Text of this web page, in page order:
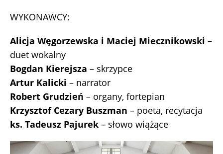
WYKONAWCY:
Alicja Węgorzewska i Maciej Miecznikowski –
duet wokalny
Bogdan Kierejsza – skrzypce
Artur Kalicki – narrator
Robert Grudzień – organy, fortepian
Krzysztof Cezary Buszman – poeta, recytacja
ks. Tadeusz Pajurek – słowo wiążące